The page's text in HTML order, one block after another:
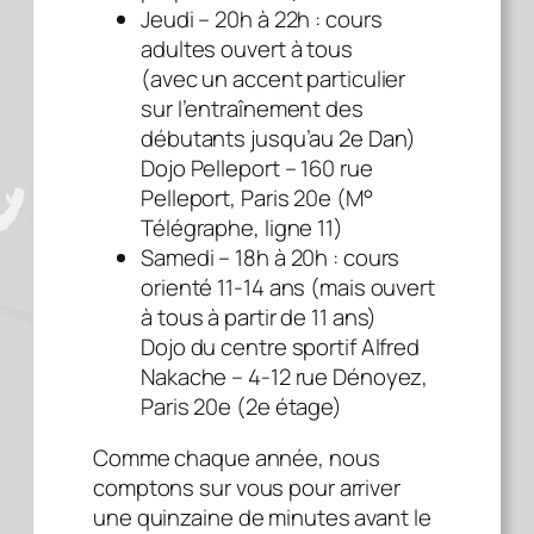
Jeudi – 20h à 22h : cours
adultes ouvert à tous
(avec un accent particulier
sur l’entraînement des
débutants jusqu’au 2e Dan)
Dojo Pelleport – 160 rue
Pelleport, Paris 20e (M°
Télégraphe, ligne 11)
Samedi – 18h à 20h : cours
orienté 11-14 ans (mais ouvert
à tous à partir de 11 ans)
Dojo du centre sportif Alfred
Nakache – 4-12 rue Dénoyez,
Paris 20e (2e étage)
Comme chaque année, nous
comptons sur vous pour arriver
une quinzaine de minutes avant le